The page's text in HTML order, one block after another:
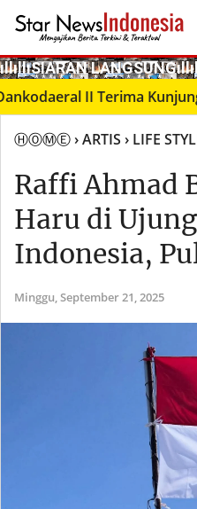
­ıllıllıS͙I͙A͙R͙A͙N͙
II Terima Kunjungan
ⒽⓄⓂⒺ› ARTIS › LIFE
Raffi Ahmad
Haru di
Indonesia,
Minggu,September 21, 2025